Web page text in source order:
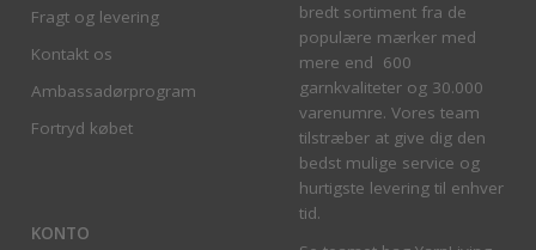
Fragt og levering
Kontakt os
Ambassadørprogram
Fortryd købet
KONTO
bredt sortiment fra de
populære mærker med
mere end 600
garnkvaliteter og 30.000
varenumre. Vores team
tilstræber at give dig den
bedst mulige service og
hurtigste levering til enhver
tid.